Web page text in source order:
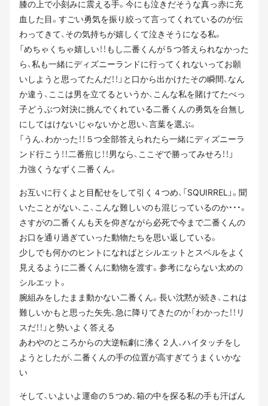
膝の上で小刻みに震える手。今にも泣きだそうな真っ赤に充
血した目。すごい勇気を振り絞って言ってくれているのが伝
わってきて、その気持ちが嬉しくて泣きそうになる私。
「めちゃくちゃ嬉しい！！もし二番くんが５つ答えられなかった
ら、私も一緒にディズニーランドに行ってくれないってお願
いしようと思ってたんだ！！」と口から出かけたその瞬間、なん
か違う、ここは男を立てるというか、こんな私を賭けてたべっ
子どうぶつ対決に挑んでくれている二番くんの勇気を台無し
にしてはけないじゃないかと思い、言葉を選ぶ。
「うん、わかった！！５つ全部答えられたら一緒にディズニーラ
ンド行こう！！二番煎じ！！男なら、ここぞで勝ってみせろ！！」
力強くうなずく二番くん。
お互いに行くよと目配せをして引く４つめ、「SQUIRREL」。聞
いたことがない、こ、こんな難しいのも混じっているのか・・・。
さすがの二番くんも天を仰ぎながら必死で今まで二番くんの
お口を通り過ぎていった動物たちを思い返している。
少しでも何かのヒントになればとシルエットとスペルをよく
見えるように二番くんに動物を渡す。参考にならない太めの
シルエット。
腕組みをしたまま動かない二番くん。長い沈黙が続き、これは
難しいかもと思った矢先、急に降りてきたのか「わかった！！リ
スだ！！」と勢いよく答える
あわやのところからの大逆転劇に沸く２人、ハイタッチをし
ようとしたが、二番くんの手の位置が高すぎてうまくいかな
い
そして、いよいよ運命の５つめ、箱の中を探る私の手も汗ばん